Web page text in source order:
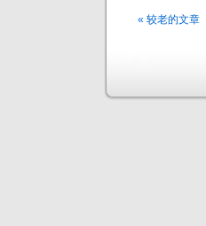
« 较老的文章